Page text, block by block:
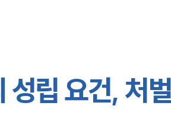
립 요건, 처벌